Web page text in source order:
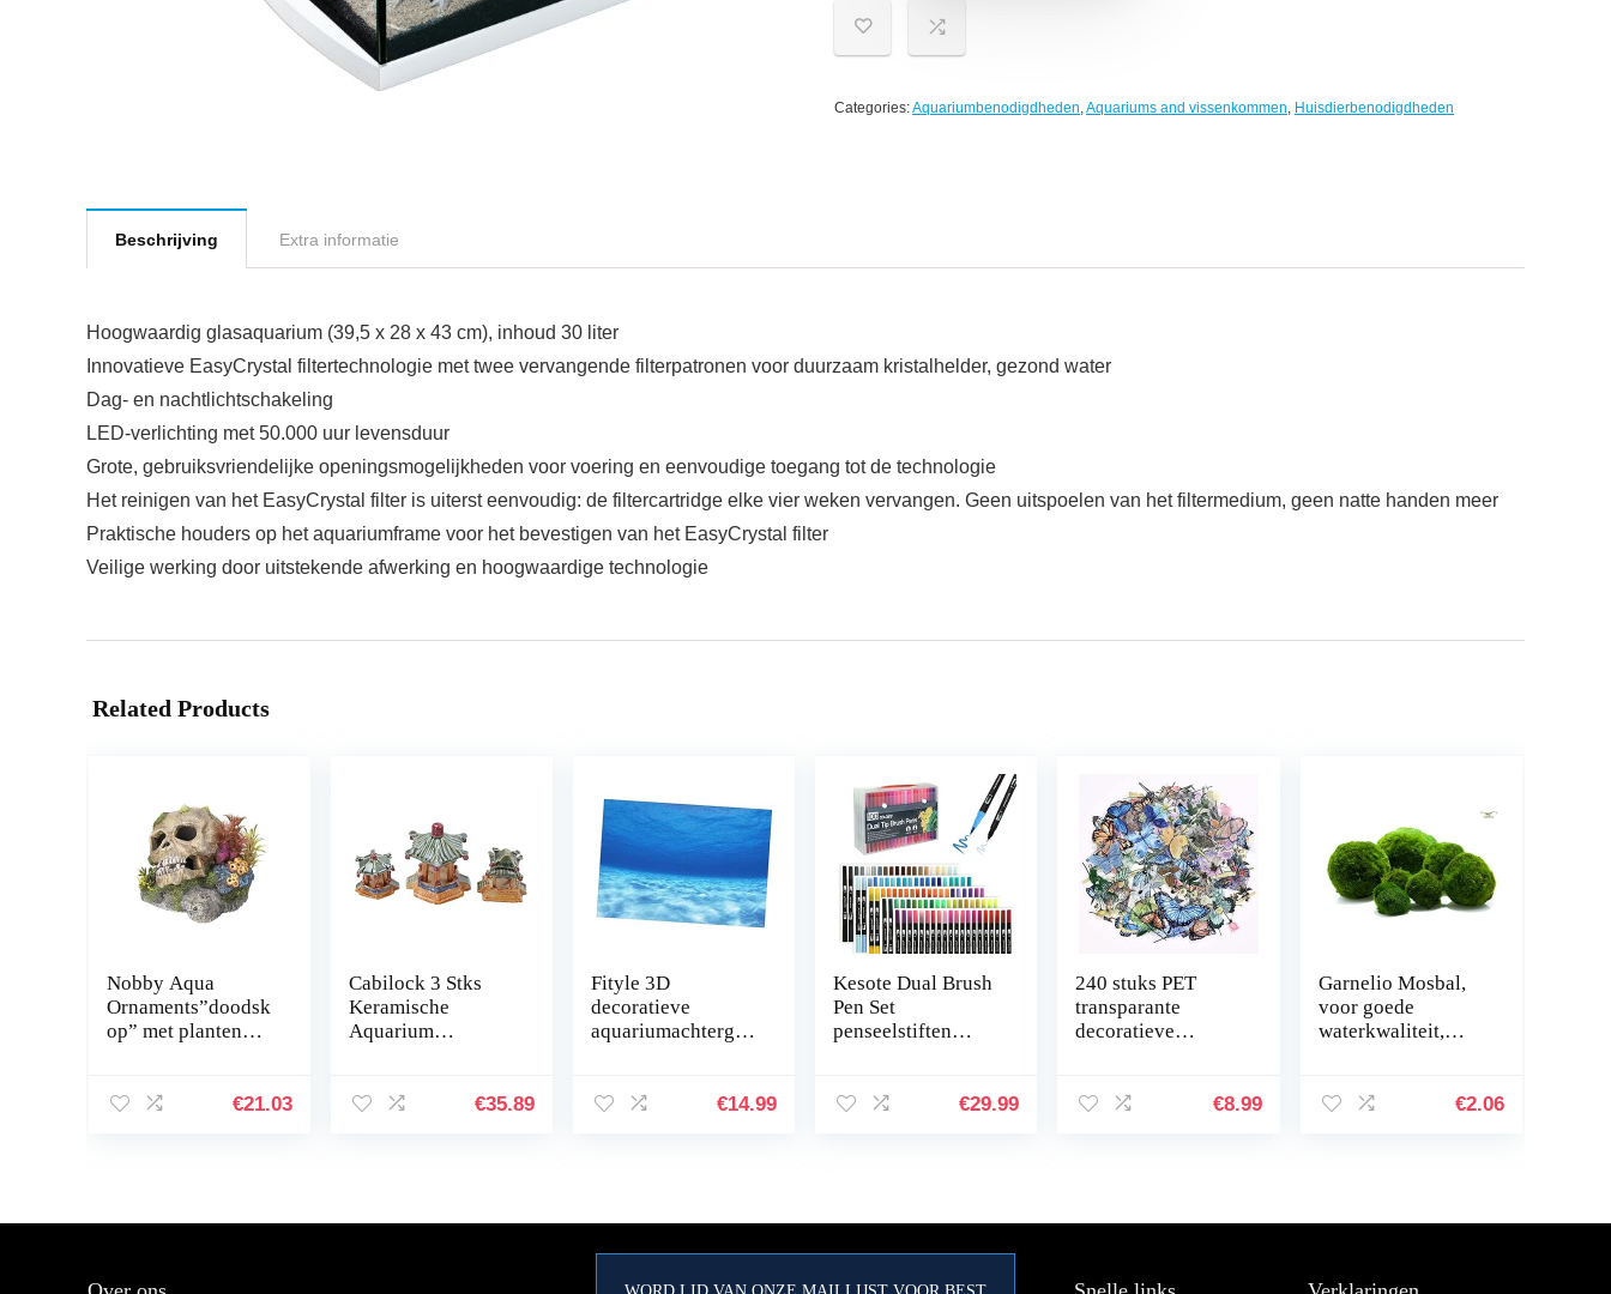
Categories:Aquariumbenodigdheden,Aquariums and vissenkommen, Huisdierbenodigdheden
Beschrijving Extra informatie
Hoogwaardig glasaquarium (39,5 x 28 x 43 cm), inhoud 30 liter
Innovatieve EasyCrystal filtertechnologie met twee vervangende filterpatronen voor duurzaam kristalhelder, gezond water
Dag- en nachtlichtschakeling
LED-verlichting met 50.000 uur levensduur
Grote, gebruiksvriendelijke openingsmogelijkheden voor voering en eenvoudige toegang tot de technologie
Het reinigen van het EasyCrystal filter is uiterst eenvoudig: de filtercartridge elke vier weken vervangen. Geen uitspoelen van het filtermedium, geen natte handen meer
Praktische houders op het aquariumframe voor het bevestigen van het EasyCrystal filter
Veilige werking door uitstekende afwerking en hoogwaardige technologie
Related Products
Nobby Aqua
Ornaments”doodsk
op” met planten
€21.03
Cabilock 3 Stks
Keramische
Aquarium
Landschap
Voor…
€35.89
Fityle 3D
decoratieve
aquariumachtergro
achtergrondstof,
€14.99
Kesote Dual Brush
Pen Set
penseelstiften
kinderen dubbele
€29.99
240 stuks PET
transparante
decoratieve
stickers set voor€8.99
Garnelio Mosbal,
voor goede
waterkwaliteit,
grootte: 3 tot 5 cm
€2.06